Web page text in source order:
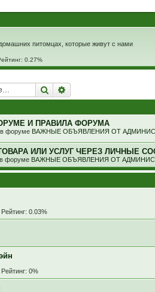
питомцах, которые живут с нами
0.27%
Поиск
И ПРАВИЛА ФОРУМА
форуме ВАЖНЫЕ ОБЪЯВЛЕНИЯ ОТ
ИЛИ УСЛУГ ЧЕРЕЗ ЛИЧНЫЕ
форуме ВАЖНЫЕ ОБЪЯВЛЕНИЯ ОТ
Рейтинг: 0.03%
Рейтинг: 0%